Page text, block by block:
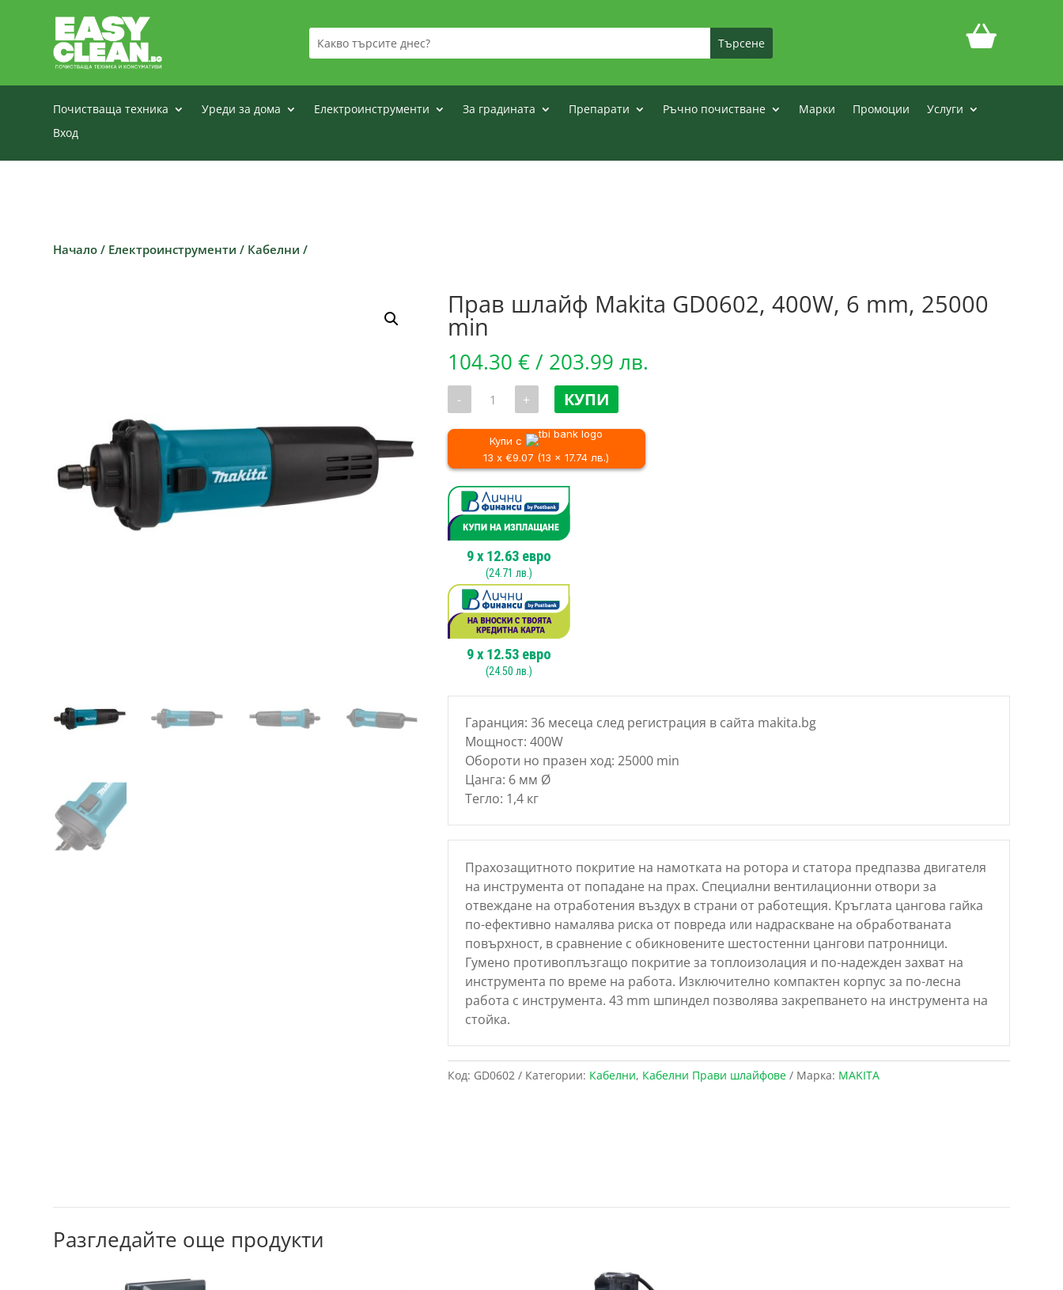
Почистваща техника Уреди за дома Електроинструменти За градината Препарати Ръчно почистване Марки Промоции
Услуги
Вход
Начало / Електроинструменти / Кабелни /
Прав шлайф Makita GD0602, 400W, 6 mm, 25000
min
104.30 €/ 203.99 лв.
- количество
шлайф
Makita
GD0602,
400W,
mm,
25000
min
+ КУПИ
Купи с
13 x €9.07 (13 x 17.74 лв.)
9x 12.63евро
(24.71 лв.)
9x 12.53евро
(24.50 лв.)
Гаранция: 36 месеца след регистрация в сайта makita.bg
Мощност: 400W
Обороти но празен ход: 25000 min
Цанга: 6 мм Ø
Тегло: 1,4 кг
Прахозащитното покритие на намотката на ротора и статора предпазва двигателя
на инструмента от попадане на прах. Специални вентилационни отвори за
отвеждане на отработения въздух в страни от работещия. Кръглата цангова гайка
по-ефективно намалява риска от повреда или надраскване на обработваната
повърхност, в сравнение с обикновените шестостенни цангови патронници.
Гумено противоплъзгащо покритие за топлоизолация и по-надежден захват на
инструмента по време на работа. Изключително компактен корпус за по-лесна
работа с инструмента. 43 mm шпиндел позволява закрепването на инструмента на
стойка.
Код: GD0602 Категории: Кабелни, Кабелни Прави шлайфове Марка: MAKITA
Разгледайте още продукти